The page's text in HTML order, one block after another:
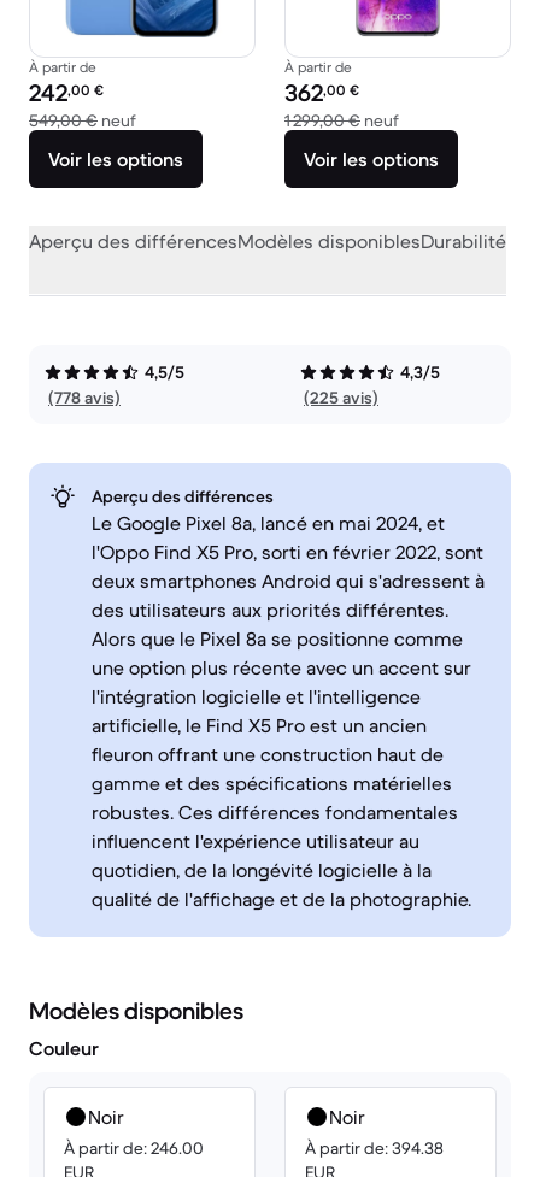
À partir de
Prix reconditionné :
242,00 €
549,00 € neufcontre 549,00 € neuf
Voir les options
À partir de
Prix reconditionné :
362,00 €
1 299,00 € neufcontre 1 299,00 €
Voir les options
Aperçu des différencesModèles disponiblesDurabilité
4,5/5
(778 avis)
4,3/5
(225 avis)
Aperçu des différences
Le Google Pixel 8a, lancé en mai 2024, et
l'Oppo Find X5 Pro, sorti en février 2022, sont
deux smartphones Android qui s'adressent à
des utilisateurs aux priorités différentes.
Alors que le Pixel 8a se positionne comme
une option plus récente avec un accent sur
l'intégration logicielle et l'intelligence
artificielle, le Find X5 Pro est un ancien
fleuron offrant une construction haut de
gamme et des spécifications matérielles
robustes. Ces différences fondamentales
influencent l'expérience utilisateur au
quotidien, de la longévité logicielle à la
qualité de l'affichage et de la photographie.
Modèles disponibles
Couleur
Noir
À partir de: 246.00
EUR
Noir
À partir de: 394.38
EUR